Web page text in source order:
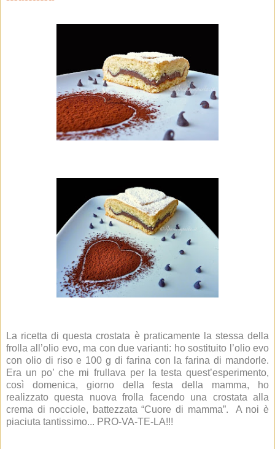
La ricetta di questa crostata è praticamente la stessa della
frolla all’olio evo, ma con due varianti: ho sostituito l’olio evo
con olio di riso e 100 g di farina con la farina di mandorle.
Era un po’ che mi frullava per la testa quest’esperimento,
così domenica, giorno della festa della mamma, ho
realizzato questa nuova frolla facendo una crostata alla
crema di nocciole, battezzata “Cuore di mamma”. A noi è
piaciuta tantissimo... PRO-VA-TE-LA!!!